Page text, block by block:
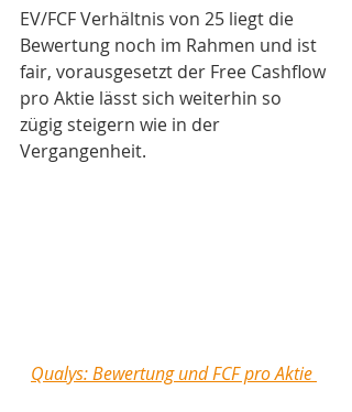
EV/FCF Verhältnis von 25 liegt die
Bewertung noch im Rahmen und ist
fair, vorausgesetzt der Free Cashflow
pro Aktie lässt sich weiterhin so
zügig steigern wie in der
Vergangenheit.
Qualys: Bewertung und FCF pro Aktie